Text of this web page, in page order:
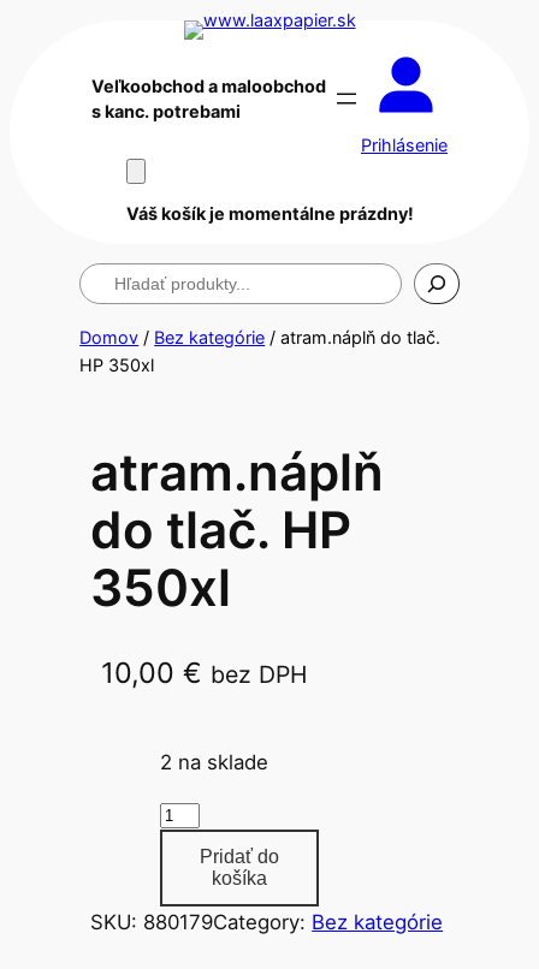
Veľkoobchod a maloobchod
s kanc. potrebami
Prihlásenie
Váš košík je momentálne prázdny!
Hľadanie
Domov / Bez kategórie / atram.náplň do tlač.
HP 350xl
atram.náplň
do tlač. HP
350xl
10,00€ bez DPH
2 na sklade
m
ž
s
Pridať do
košíka
SKU: 880179Category: Bez kategórie